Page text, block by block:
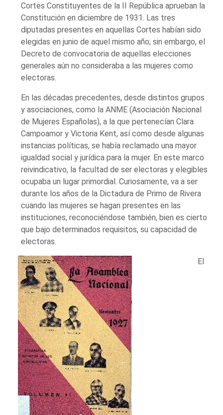
Cortes Constituyentes de la II República aprueban la
Constitución en diciembre de 1931. Las tres
diputadas presentes en aquellas Cortes habían sido
elegidas en junio de aquel mismo año; sin embargo, el
Decreto de convocatoria de aquellas elecciones
generales aún no consideraba a las mujeres como
electoras.
En las décadas precedentes, desde distintos grupos
y asociaciones, como la ANME (Asociación Nacional
de Mujeres Españolas), a la que pertenecían Clara
Campoamor y Victoria Kent, así como desde algunas
instancias políticas, se había reclamado una mayor
igualdad social y jurídica para la mujer. En este marco
reivindicativo, la facultad de ser electoras y elegibles
ocupaba un lugar primordial. Curiosamente, va a ser
durante los años de la Dictadura de Primo de Rivera
cuando las mujeres se hagan presentes en las
instituciones, reconociéndose también, bien es cierto
que bajo determinados requisitos, su capacidad de
electoras.
El